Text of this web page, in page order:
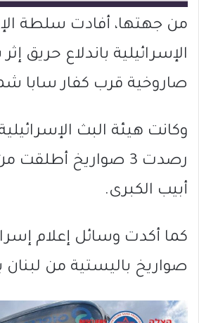
من جهتها، أفادت سلطة
الإسرائيلية باندلاع حريق
صاروخية قرب كفار سابا
وكانت هيئة البث
رصدت 3 صواريخ
أبيب الكبرى.
صواريخ باليستية من لبنان